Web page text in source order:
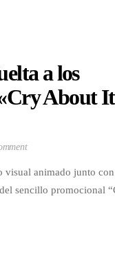
a los
About It
visual animado junto
sencillo promocional